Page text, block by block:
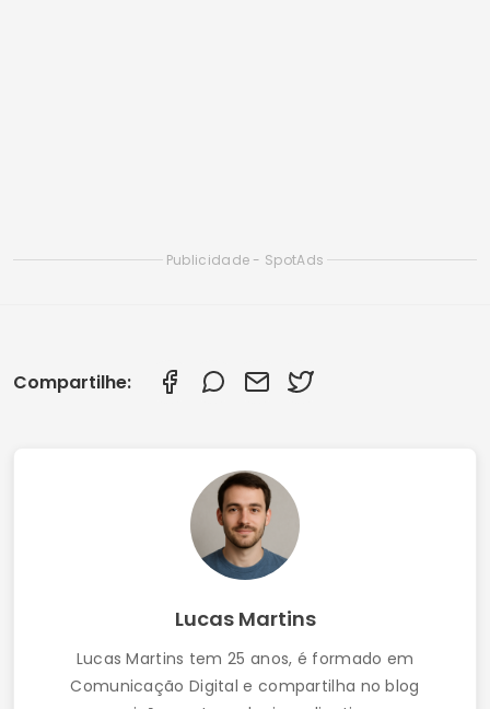
Veja os Melhores
Como Conseguir Wi-Fi Grátis Usando
Aplicativos: Guia Atualizado 2025